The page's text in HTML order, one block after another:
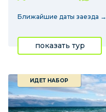
Ближайшие даты заезда →
показать тур
ИДЕТ НАБОР